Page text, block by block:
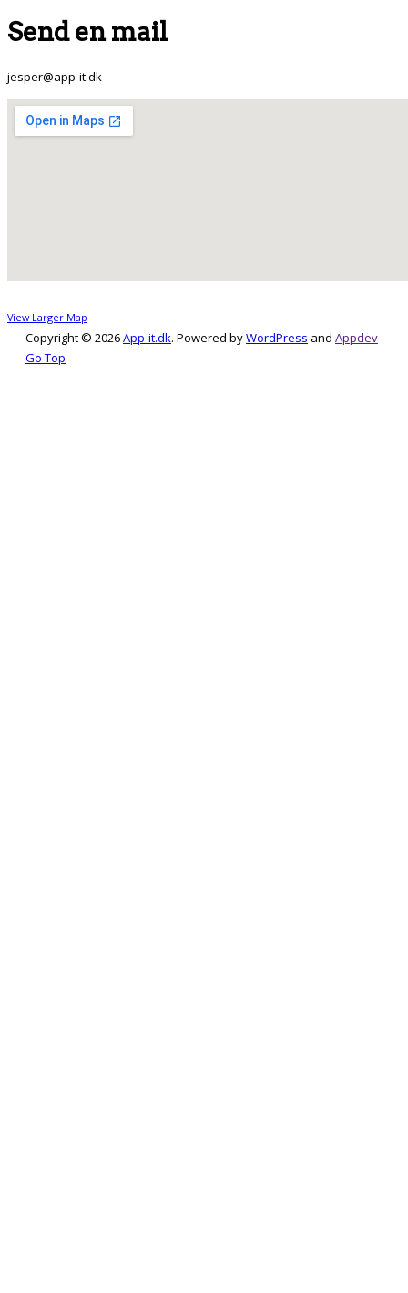
Send en mail
jesper@app-it.dk
View Larger Map
Copyright © 2026App-it.dk. Powered byWordPress and Appdev
Go Top